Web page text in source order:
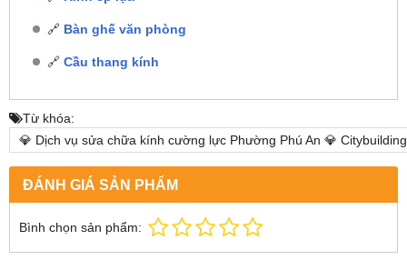
🔗 Bàn ghế văn phòng
🔗 Cầu thang kính
Từ khóa:
💎 Dịch vụ sửa chữa kính cường lực Phường Phú An 💎
ĐÁNH GIÁ SẢN PHẨM
Bình chọn sản phẩm: